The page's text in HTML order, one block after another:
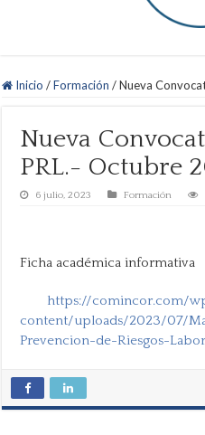
Inicio / Formación / Nueva
Nueva
PRL.- Octubre
6 julio, 2023 Formación
Ficha académica informativa
https://comincor.com/
content/uploads/2023/07/
Prevencion-de-Riesgos-